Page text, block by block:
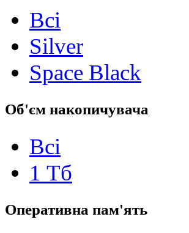
Всі
Silver
Space Black
Об'єм накопичувача
Всі
1 Тб
Оперативна пам'ять